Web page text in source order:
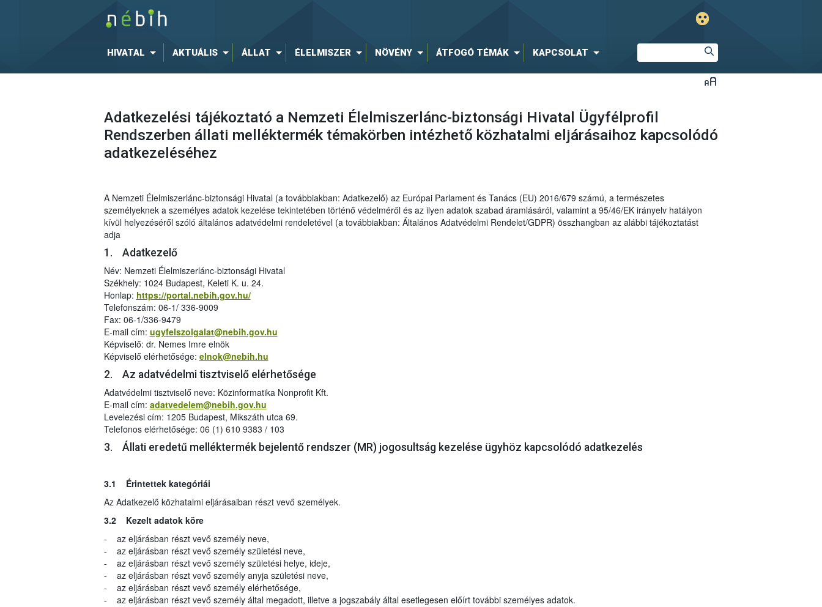
HIVATAL AKTUÁLIS ÁLLAT ÉLELMISZER NÖVÉNY ÁTFOGÓ TÉMÁK KAPCSOLAT
Adatkezelési tájékoztató a Nemzeti Élelmiszerlánc-biztonsági Hivatal Ügyfélprofil
Rendszerben állati melléktermék témakörben intézhető közhatalmi eljárásaihoz kapcsolódó
adatkezeléséhez
A Nemzeti Élelmiszerlánc-biztonsági Hivatal (a továbbiakban: Adatkezelő) az Európai Parlament és Tanács (EU) 2016/679 számú, a természetes
személyeknek a személyes adatok kezelése tekintetében történő védelméről és az ilyen adatok szabad áramlásáról, valamint a 95/46/EK irányelv hatályon
kívül helyezéséről szóló általános adatvédelmi rendeletével (a továbbiakban: Általános Adatvédelmi Rendelet/GDPR) összhangban az alábbi tájékoztatást
adja
1. Adatkezelő
Név: Nemzeti Élelmiszerlánc-biztonsági Hivatal
Székhely: 1024 Budapest, Keleti K. u. 24.
Honlap: https://portal.nebih.gov.hu/
Telefonszám: 06-1/ 336-9009
Fax: 06-1/336-9479
E-mail cím: ugyfelszolgalat@nebih.gov.hu
Képviselő: dr. Nemes Imre elnök
Képviselő elérhetősége: elnok@nebih.hu
2. Az adatvédelmi tisztviselő elérhetősége
Adatvédelmi tisztviselő neve: Közinformatika Nonprofit Kft.
E-mail cím: adatvedelem@nebih.gov.hu
Levelezési cím: 1205 Budapest, Mikszáth utca 69.
Telefonos elérhetősége: 06 (1) 610 9383 / 103
3. Állati eredetű melléktermék bejelentő rendszer (MR) jogosultság kezelése ügyhöz kapcsolódó adatkezelés
3.1 Érintettek kategóriái
Az Adatkezelő közhatalmi eljárásaiban részt vevő személyek.
3.2 Kezelt adatok köre
- az eljárásban részt vevő személy neve,
- az eljárásban részt vevő személy születési neve,
- az eljárásban részt vevő személy születési helye, ideje,
- az eljárásban részt vevő személy anyja születési neve,
- az eljárásban részt vevő személy elérhetősége,
- az eljárásban részt vevő személy által megadott, illetve a jogszabály által esetlegesen előírt további személyes adatok.